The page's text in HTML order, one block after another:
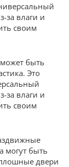
за влаги и
своим
быть
Это
за влаги и
своим
могут быть
двери